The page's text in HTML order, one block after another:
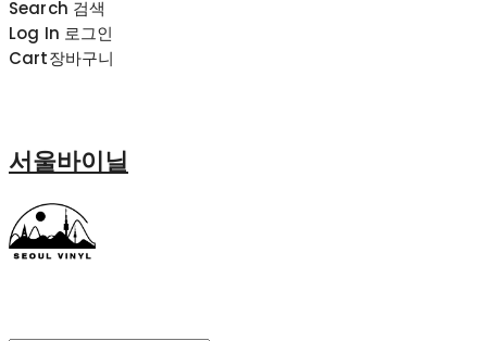
Search 검색
Log In 로그인
Cart장바구니
서울바이닐